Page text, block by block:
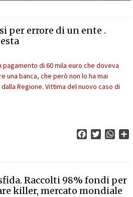
per errore di un ente .
di 60 mila euro che doveva
banca, che però non lo ha mai
Regione. Vittima del nuovo caso di
FacebookTwitter
Raccolti 98% fondi per
killer, mercato mondiale